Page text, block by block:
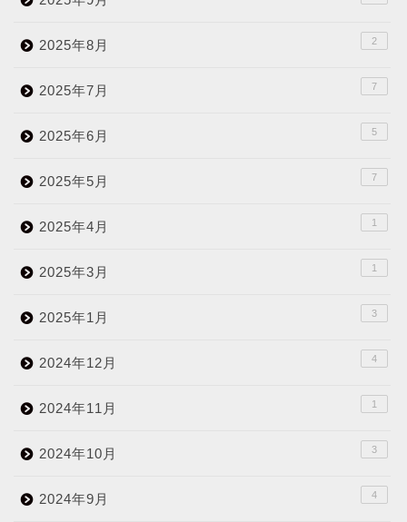
2025年8月 2
2025年7月 7
2025年6月 5
2025年5月 7
2025年4月 1
2025年3月 1
2025年1月 3
2024年12月 4
2024年11月 1
2024年10月 3
2024年9月 4